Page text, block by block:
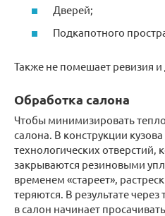
Дверей;
Подкапотного
Также не помешает ревизия и
Обработка салона
Чтобы минимизировать
салона. В конструкции
технологических отверстий,
закрываются резиновыми
временем «стареет»,
теряются. В результате
в салон начинает